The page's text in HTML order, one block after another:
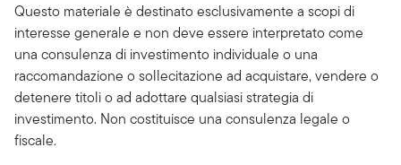
Questo materiale è destinato esclusivamente a scopi di
interesse generale e non deve essere interpretato come
una consulenza di investimento individuale o una
raccomandazione o sollecitazione ad acquistare, vendere o
detenere titoli o ad adottare qualsiasi strategia di
investimento. Non costituisce una consulenza legale o
fiscale.